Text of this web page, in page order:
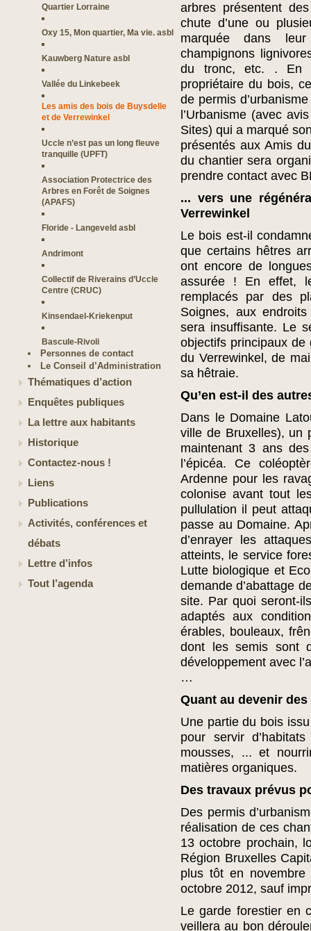
Quartier Lorraine
Oxy 15, Mon quartier, Ma vie. asbl
Kauwberg Nature asbl
Vallée du Linkebeek
Les amis des bois de Buysdelle
et de Verrewinkel
Uccle n’est pas un long fleuve
tranquille (UPFT)
Association Protectrice des
Arbres en Forêt de Soignes
(APAFS)
Floride - Langeveld asbl
Andrimont
Collectif de Riverains d’Uccle
Centre (CRUC)
Kinsendael-Kriekenput
Bascule-Rivoli
Personnes de contact
Le Conseil d’Administration
Thématiques d’action
Enquêtes publiques
La lettre aux habitants
Historique
Contactez-nous !
Liens
Publications
Activités, conférences et
débats
Lettre d’infos
Tout l’agenda
arbres présentent
chute d’une ou
marquée dans
champignons
du tronc, etc. . En
propriétaire du bois,
de permis
l’Urbanisme (avec
Sites) qui a marqué
présentés aux Amis
du chantier sera
prendre contact avec
... vers une
Verrewinkel
Le bois est-il
que certains hêtres
ont encore de
assurée ! En effet,
remplacés par des
Soignes, aux
sera insuffisante. Le
objectifs principaux
du Verrewinkel, de
sa hêtraie.
Qu’en est-il des
Dans le Domaine
ville de Bruxelles), un
maintenant 3 ans
l’épicéa. Ce
Ardenne pour les
colonise avant tout
pullulation il peut
passe au Domaine.
d’enrayer les
atteints, le service
Lutte biologique et
demande d’abattage
site. Par quoi seront-
adaptés aux
érables, bouleaux,
dont les semis sont
développement avec
…
Quant au devenir
Une partie du bois
pour servir
mousses, ... et
matières organiques.
Des travaux prévus
Des permis
réalisation de ces
13 octobre prochain,
Région Bruxelles
plus tôt en
octobre 2012, sauf
Le garde forestier en
veillera au bon